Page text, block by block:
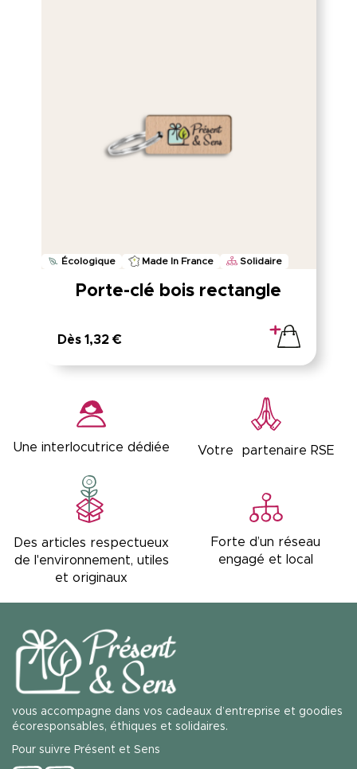
Écologique Made In France Solidaire
Porte-clé bois rectangle
Dès 1,32 €
Une interlocutrice dédiée Votre partenaire RSE
Des articles respectueux
de l'environnement, utiles
et originaux
Forte d’un réseau
engagé et local
vous accompagne dans vos cadeaux d’entreprise et goodies
écoresponsables, éthiques et solidaires.
Pour suivre Présent et Sens